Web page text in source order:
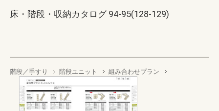
床・階段・収納カタログ 94-95(128-129)
階段／手すり 階段ユニット 組み合わせプラン